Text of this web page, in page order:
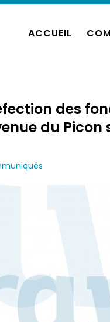
ACCUEIL
des
du Picon